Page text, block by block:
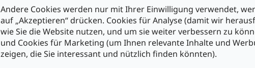
Andere Cookies werden nur mit Ihrer Einwilligung verwendet,
auf „Akzeptieren“ drücken. Cookies für Analyse (damit wir
wie Sie die Website nutzen, und um sie weiter verbessern zu
und Cookies für Marketing (um Ihnen relevante Inhalte und
zeigen, die Sie interessant und nützlich finden könnten).
• zusätzlicher Erdungskontakt für beste Gehäuseverbindung
• verbesserte Spannzangenkonstruktion erhöht nochmals die
vereinfacht die Montage
• Kabeltülle mit Polyurethan Knickschutz schützt das Kabel am
gegen Biegestress
• Farbcodierungs- und Markierungsmöglichkeiten mittels farbigen